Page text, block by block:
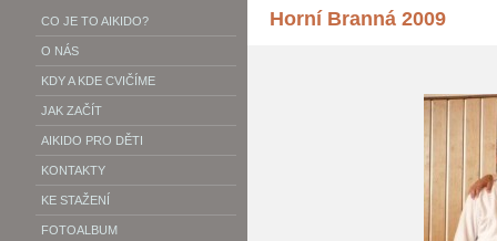
Horní Branná 2009
CO JE TO AIKIDO?
O NÁS
KDY A KDE CVIČÍME
JAK ZAČÍT
AIKIDO PRO DĚTI
KONTAKTY
KE STAŽENÍ
FOTOALBUM